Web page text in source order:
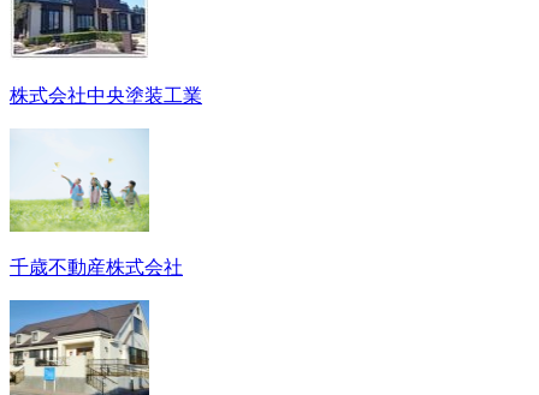
株式会社中央塗装工業
千歳不動産株式会社